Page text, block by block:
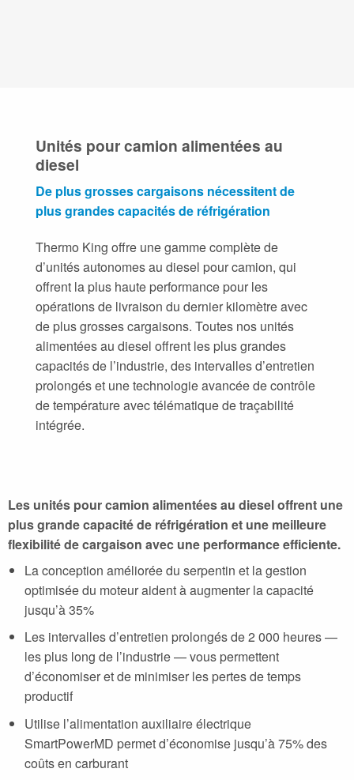
Unités pour camion alimentées au
diesel
De plus grosses cargaisons nécessitent de
plus grandes capacités de réfrigération
Thermo King offre une gamme complète de
d’unités autonomes au diesel pour camion, qui
offrent la plus haute performance pour les
opérations de livraison du dernier kilomètre avec
de plus grosses cargaisons. Toutes nos unités
alimentées au diesel offrent les plus grandes
capacités de l’industrie, des intervalles d’entretien
prolongés et une technologie avancée de contrôle
de température avec télématique de traçabilité
intégrée.
Les unités pour camion alimentées au diesel offrent une
plus grande capacité de réfrigération et une meilleure
flexibilité de cargaison avec une performance efficiente.
La conception améliorée du serpentin et la gestion
optimisée du moteur aident à augmenter la capacité
jusqu’à 35%
Les intervalles d’entretien prolongés de 2 000 heures —
les plus long de l’industrie — vous permettent
d’économiser et de minimiser les pertes de temps
productif
Utilise l’alimentation auxiliaire électrique
SmartPowerMD permet d’économise jusqu’à 75% des
coûts en carburant